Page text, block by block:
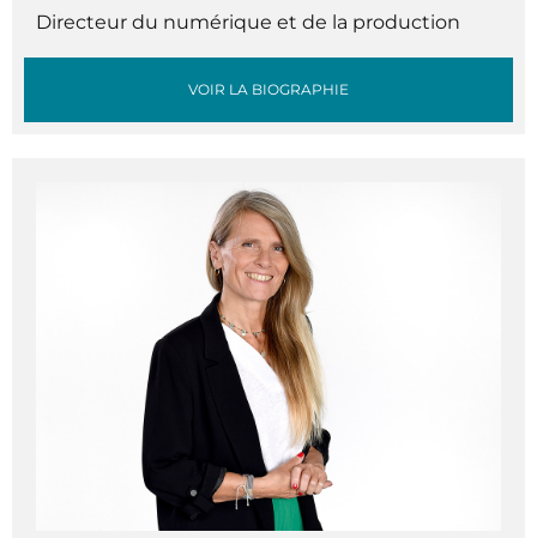
Directeur du numérique et de la production
VOIR LA BIOGRAPHIE